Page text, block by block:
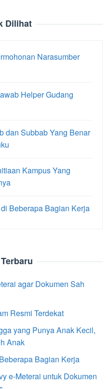
Dilihat
Narasumber
Helper Gudang
dan Subbab Yang Benar
Kampus Yang
Beberapa Bagian Kerja
agar Dokumen Sah
Resmi Terdekat
yang Punya Anak Kecil,
Anak
Bagian Kerja
e-Meterai untuk Dokumen